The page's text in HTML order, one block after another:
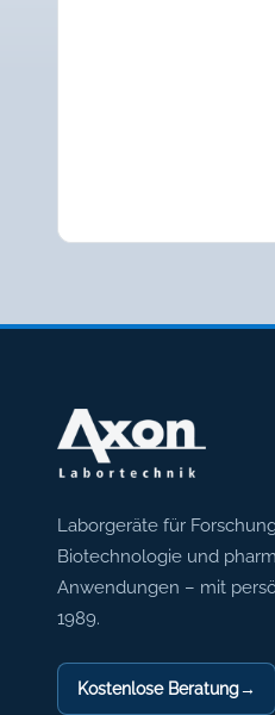
Axon
Laborgeräte für
Biotechnologie und
Anwendungen – mit
1989.
Kostenlose Beratung→